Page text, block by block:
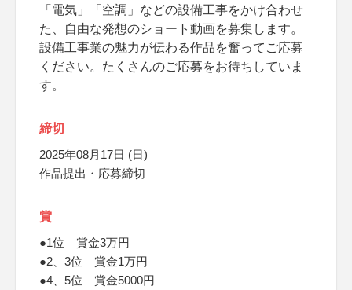
「電気」「空調」などの設備工事をかけ合わせ
た、自由な発想のショート動画を募集します。
設備工事業の魅力が伝わる作品を奮ってご応募
ください。たくさんのご応募をお待ちしていま
す。
締切
2025年08月17日 (日)
作品提出・応募締切
賞
●1位 賞金3万円
●2、3位 賞金1万円
●4、5位 賞金5000円